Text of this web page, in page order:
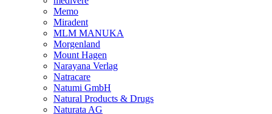
Memo
Miradent
MLM MANUKA
Morgenland
Mount Hagen
Narayana Verlag
Natracare
Natumi GmbH
Natural Products & Drugs
Naturata AG